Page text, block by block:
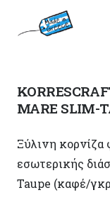
MARE SLIM-
Ξύλινη
εσωτερικής
Taupe (καφέ/